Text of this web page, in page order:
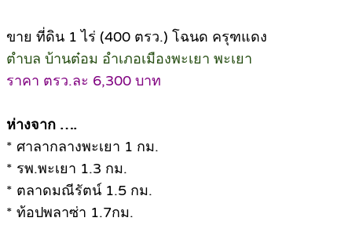
ขาย ที่ดิน 1 ไร่ (400 ตรว.) โฉนด ครุฑแดง
ตำบล บ้านต๋อม อำเภอเมืองพะเยา พะเยา
ราคา ตรว.ละ 6,300 บาท
ห่างจาก ….
* ศาลากลางพะเยา 1 กม.
* รพ.พะเยา 1.3 กม.
* ตลาดมณีรัตน์ 1.5 กม.
* ท้อปพลาซ่า 1.7กม.